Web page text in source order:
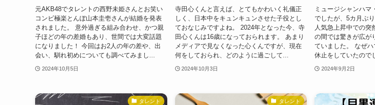
元AKB48でタレントの西野未姫さんとお笑い
コンビ極楽とんぼ山本圭壱さんが結婚を発表
されました。 意外過ぎる組み合わせ、かつ親
子ほどの年の差婚もあり、世間では大変話題
になりました！ 今回はお2人の年の差や、出
会い、馴れ初めについても調べてみまし...
2024年10月5日
寺田心くんと言えば、とてもかわいく礼儀正
しく、日本中をキュンキュンさせた子役とし
ておなじみですよね。 2024年となった今、寺
田心くんは16歳になっておられます。 あまり
メディアで見なくなった心くんですが、現在
何をしておられ、どのように過ごして...
2024年10月3日
ミュージシャンハマ
でしたが、5カ月ぶ
人気急上昇中での突
の間では驚きが広が
ていました。 なぜ
休止をしていたので
2024年9月2日
タレント タレント